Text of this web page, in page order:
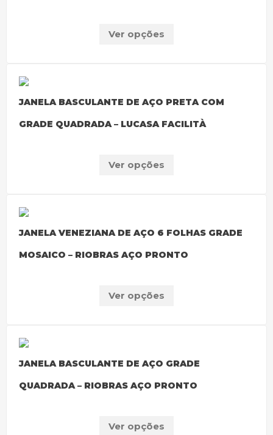
Ver opções
JANELA BASCULANTE DE AÇO PRETA COM
GRADE QUADRADA – LUCASA FACILITÀ
Ver opções
JANELA VENEZIANA DE AÇO 6 FOLHAS GRADE
MOSAICO – RIOBRAS AÇO PRONTO
Ver opções
JANELA BASCULANTE DE AÇO GRADE
QUADRADA – RIOBRAS AÇO PRONTO
Ver opções